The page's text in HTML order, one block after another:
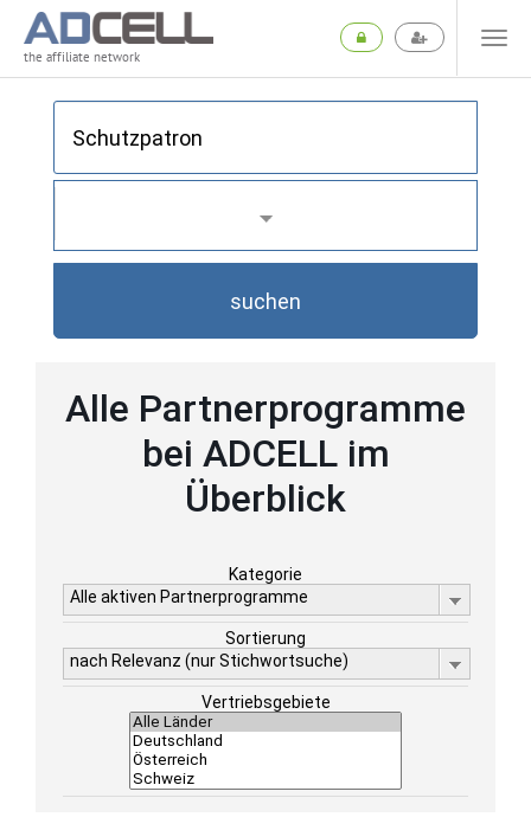
the affiliate network
suchen
Alle Partnerprogramme
bei ADCELL im
Überblick
Kategorie
Alle aktiven Partnerprogramme
Sortierung
nach Relevanz (nur Stichwortsuche)
Vertriebsgebiete